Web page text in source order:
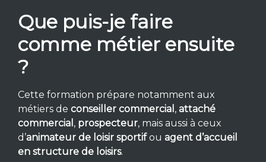
Que puis-je faire
comme métier ensuite
?
Cette formation prépare notamment aux
métiers de conseiller commercial , attaché
commercial , prospecteur, mais aussi à ceux
d’animateur de loisir sportifou agent d’accueil
en structure de loisirs.